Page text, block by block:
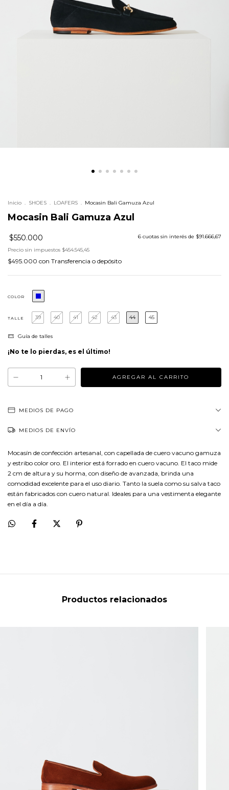
Inicio . SHOES . LOAFERS . Mocasin Bali Gamuza Azul
Mocasin Bali Gamuza Azul
$550.000 6 cuotas sin interés de $91.666,67
Precio sin impuestos $454.545,45
$495.000 con Transferencia o depósito
COLOR
TALLE 39 40 41 42 43 44 45
Guía de talles
¡No te lo pierdas, es el último!
MEDIOS DE PAGO
MEDIOS DE ENVÍO
Mocasín de confección artesanal, con capellada de cuero vacuno gamuza
y estribo color oro. El interior está forrado en cuero vacuno. El taco mide
2 cm de altura y su horma, con diseño de avanzada, brinda una
comodidad excelente para el uso diario. Tanto la suela como su salva taco
están fabricados con cuero natural. Ideales para una vestimenta elegante
en el día a día.
Productos relacionados